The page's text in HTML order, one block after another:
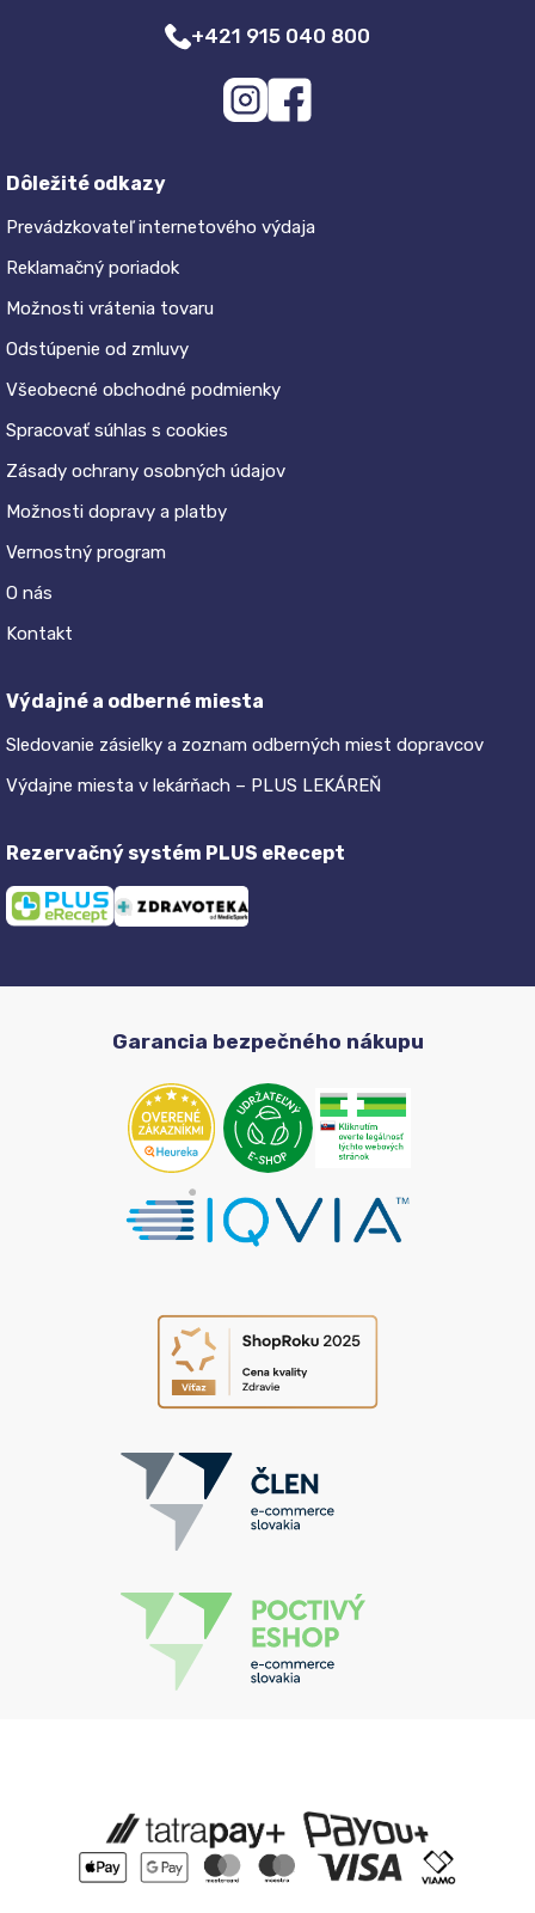
+421 915 040 800
Dôležité odkazy
Prevádzkovateľ internetového výdaja
Reklamačný poriadok
Možnosti vrátenia tovaru
Odstúpenie od zmluvy
Všeobecné obchodné podmienky
Spracovať súhlas s cookies
Zásady ochrany osobných údajov
Možnosti dopravy a platby
Vernostný program
O nás
Kontakt
Výdajné a odberné miesta
Sledovanie zásielky a zoznam odberných miest dopravcov
Výdajne miesta v lekárňach – PLUS LEKÁREŇ
Rezervačný systém PLUS eRecept
Garancia bezpečného nákupu